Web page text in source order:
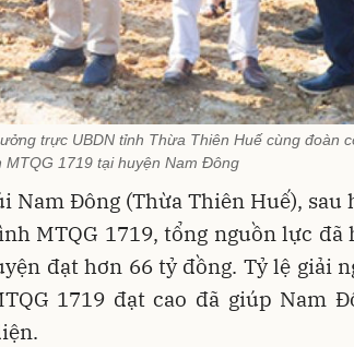
trực UBDN tỉnh Thừa Thiên Huế cùng đoàn
MTQG 1719 tại huyện Nam Đông
Nam Đông (Thừa Thiên Huế), sau
MTQG 1719, tổng nguồn lực đã
đạt hơn 66 tỷ đồng. Tỷ lệ giải
1719 đạt cao đã giúp Nam